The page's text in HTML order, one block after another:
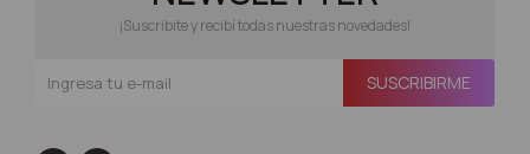
¡Suscribite y recibí todas nuestras novedades!
SUSCRIBIRME